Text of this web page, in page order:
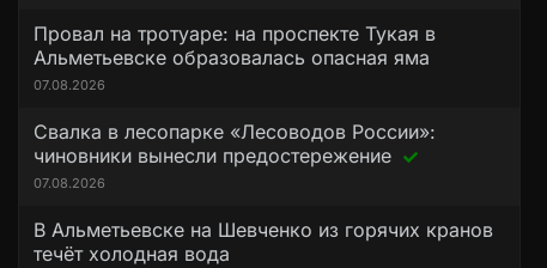
Провал на тротуаре: на проспекте Тукая в
Альметьевске образовалась опасная яма
07.08.2026
Свалка в лесопарке «Лесоводов России»:
чиновники вынесли предостережение
07.08.2026
В Альметьевске на Шевченко из горячих кранов
течёт холодная вода